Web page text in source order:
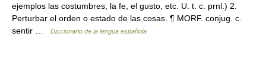
ejemplos las costumbres, la fe, el gusto, etc. U. t. c. prnl.) 2.
Perturbar el orden o estado de las cosas. ¶ MORF. conjug. c.
sentir …
Diccionario de la lengua española